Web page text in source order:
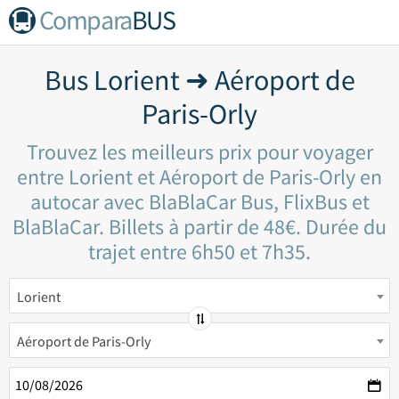
ComparaBUS
Bus Lorient ➜ Aéroport de
Paris-Orly
Trouvez les meilleurs prix pour voyager
entre Lorient et Aéroport de Paris-Orly en
autocar avec BlaBlaCar Bus, FlixBus et
BlaBlaCar. Billets à partir de 48€. Durée du
trajet entre 6h50 et 7h35.
Lorient
Aéroport de Paris-Orly